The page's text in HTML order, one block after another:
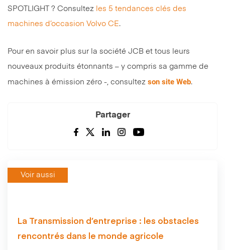
SPOTLIGHT ? Consultez les 5 tendances clés des
machines d’occasion Volvo CE.
Pour en savoir plus sur la société JCB et tous leurs
nouveaux produits étonnants – y compris sa gamme de
machines à émission zéro -, consultez son site Web.
Partager
Voir aussi
La Transmission d’entreprise : les obstacles
rencontrés dans le monde agricole